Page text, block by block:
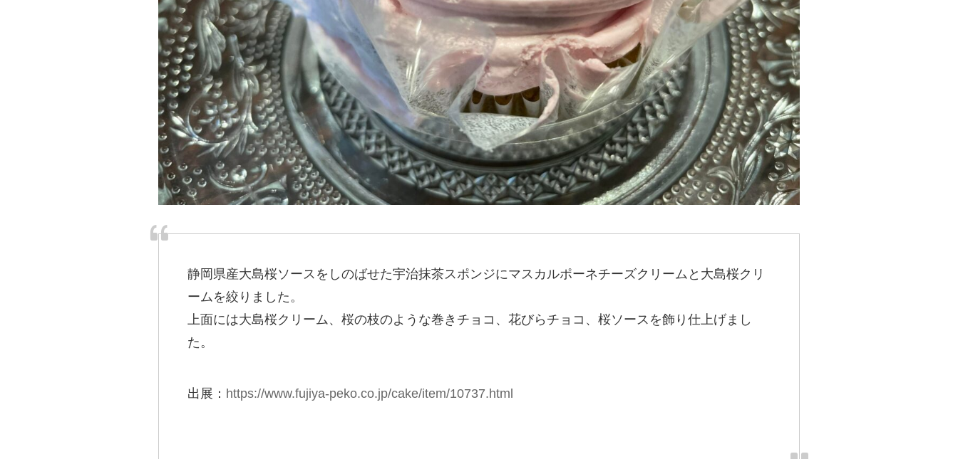
静岡県産大島桜ソースをしのばせた宇治抹茶スポンジにマスカルポーネチーズクリームと大島桜クリ
ームを絞りました。
上面には大島桜クリーム、桜の枝のような巻きチョコ、花びらチョコ、桜ソースを飾り仕上げまし
た。
出展： https://www.fujiya-peko.co.jp/cake/item/10737.html